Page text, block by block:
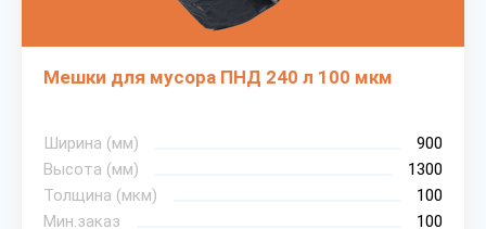
Мешки для мусора ПНД 240 л 100 мкм
Ширина (мм)
900
Высота (мм)
1300
Толщина (мкм)
100
Мин.заказ
100